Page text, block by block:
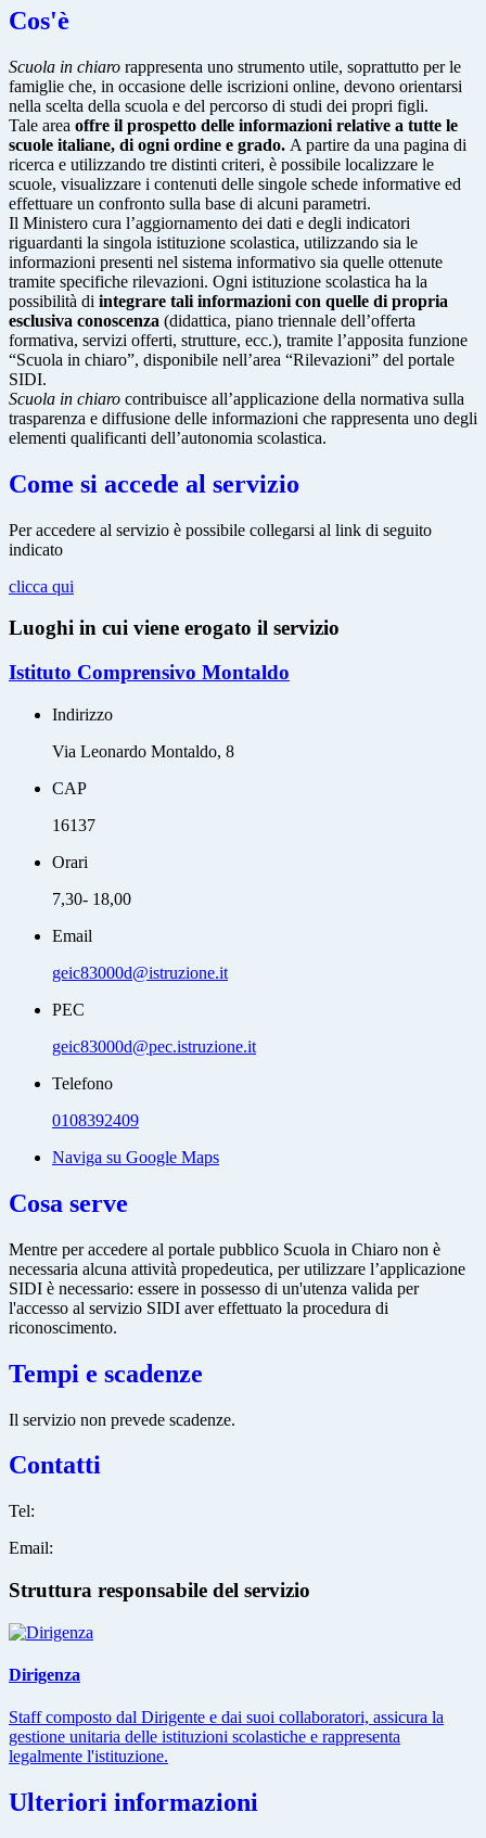
Cos'è
Scuola in chiaro rappresenta uno strumento utile, soprattutto per le
famiglie che, in occasione delle iscrizioni online, devono orientarsi
nella scelta della scuola e del percorso di studi dei propri figli.
Tale area offre il prospetto delle informazioni relative a tutte le
scuole italiane, di ogni ordine e grado. A partire da una pagina di
ricerca e utilizzando tre distinti criteri, è possibile localizzare le
scuole, visualizzare i contenuti delle singole schede informative ed
effettuare un confronto sulla base di alcuni parametri.
Il Ministero cura l’aggiornamento dei dati e degli indicatori
riguardanti la singola istituzione scolastica, utilizzando sia le
informazioni presenti nel sistema informativo sia quelle ottenute
tramite specifiche rilevazioni. Ogni istituzione scolastica ha la
possibilità di integrare tali informazioni con quelle di propria
esclusiva conoscenza (didattica, piano triennale dell’offerta
formativa, servizi offerti, strutture, ecc.), tramite l’apposita funzione
“Scuola in chiaro”, disponibile nell’area “Rilevazioni” del portale
SIDI.
Scuola in chiaro contribuisce all’applicazione della normativa sulla
trasparenza e diffusione delle informazioni che rappresenta uno degli
elementi qualificanti dell’autonomia scolastica.
Come si accede al servizio
Per accedere al servizio è possibile collegarsi al link di seguito
indicato
clicca qui
Luoghi in cui viene erogato il servizio
Istituto Comprensivo Montaldo
Indirizzo
Via Leonardo Montaldo, 8
CAP
16137
Orari
7,30- 18,00
Email
geic83000d@istruzione.it
PEC
geic83000d@pec.istruzione.it
Telefono
0108392409
Naviga su Google Maps
Cosa serve
Mentre per accedere al portale pubblico Scuola in Chiaro non è
necessaria alcuna attività propedeutica, per utilizzare l’applicazione
SIDI è necessario: essere in possesso di un'utenza valida per
l'accesso al servizio SIDI aver effettuato la procedura di
riconoscimento.
Tempi e scadenze
Il servizio non prevede scadenze.
Contatti
Tel:
Email:
Struttura responsabile del servizio
Dirigenza
Staff composto dal Dirigente e dai suoi collaboratori, assicura la
gestione unitaria delle istituzioni scolastiche e rappresenta
legalmente l'istituzione.
Ulteriori informazioni